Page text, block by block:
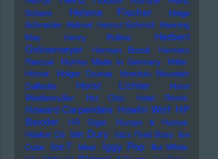
Schenk
Helene Fischer
Helge
Schneider Helmet Helmut Schmidt Henning
May
Henry Rollins
Herbert
Grönemeyer
Herman Brood
Hermeto
Pascoal
HipHop Made in Germany
Hitler
Hitster
Holger Czukay
Honolulu Mountain
Daffodils
Horst Lichter
Horst
Weidenmüller
Hot Chip Hotel Rimini
Howard Carpendale Howlin Wolf HP
Baxxter
HR Giger
Humpe & Humpe
Hüsker Dü Ian Dury Ibiza Final Boss Ice
Cube
Ice-T Ideal Iggy Pop Ike White